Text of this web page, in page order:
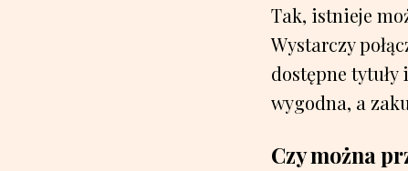
Tak, istnieje
Wystarczy
dostępne
wygodna, a
Czy można